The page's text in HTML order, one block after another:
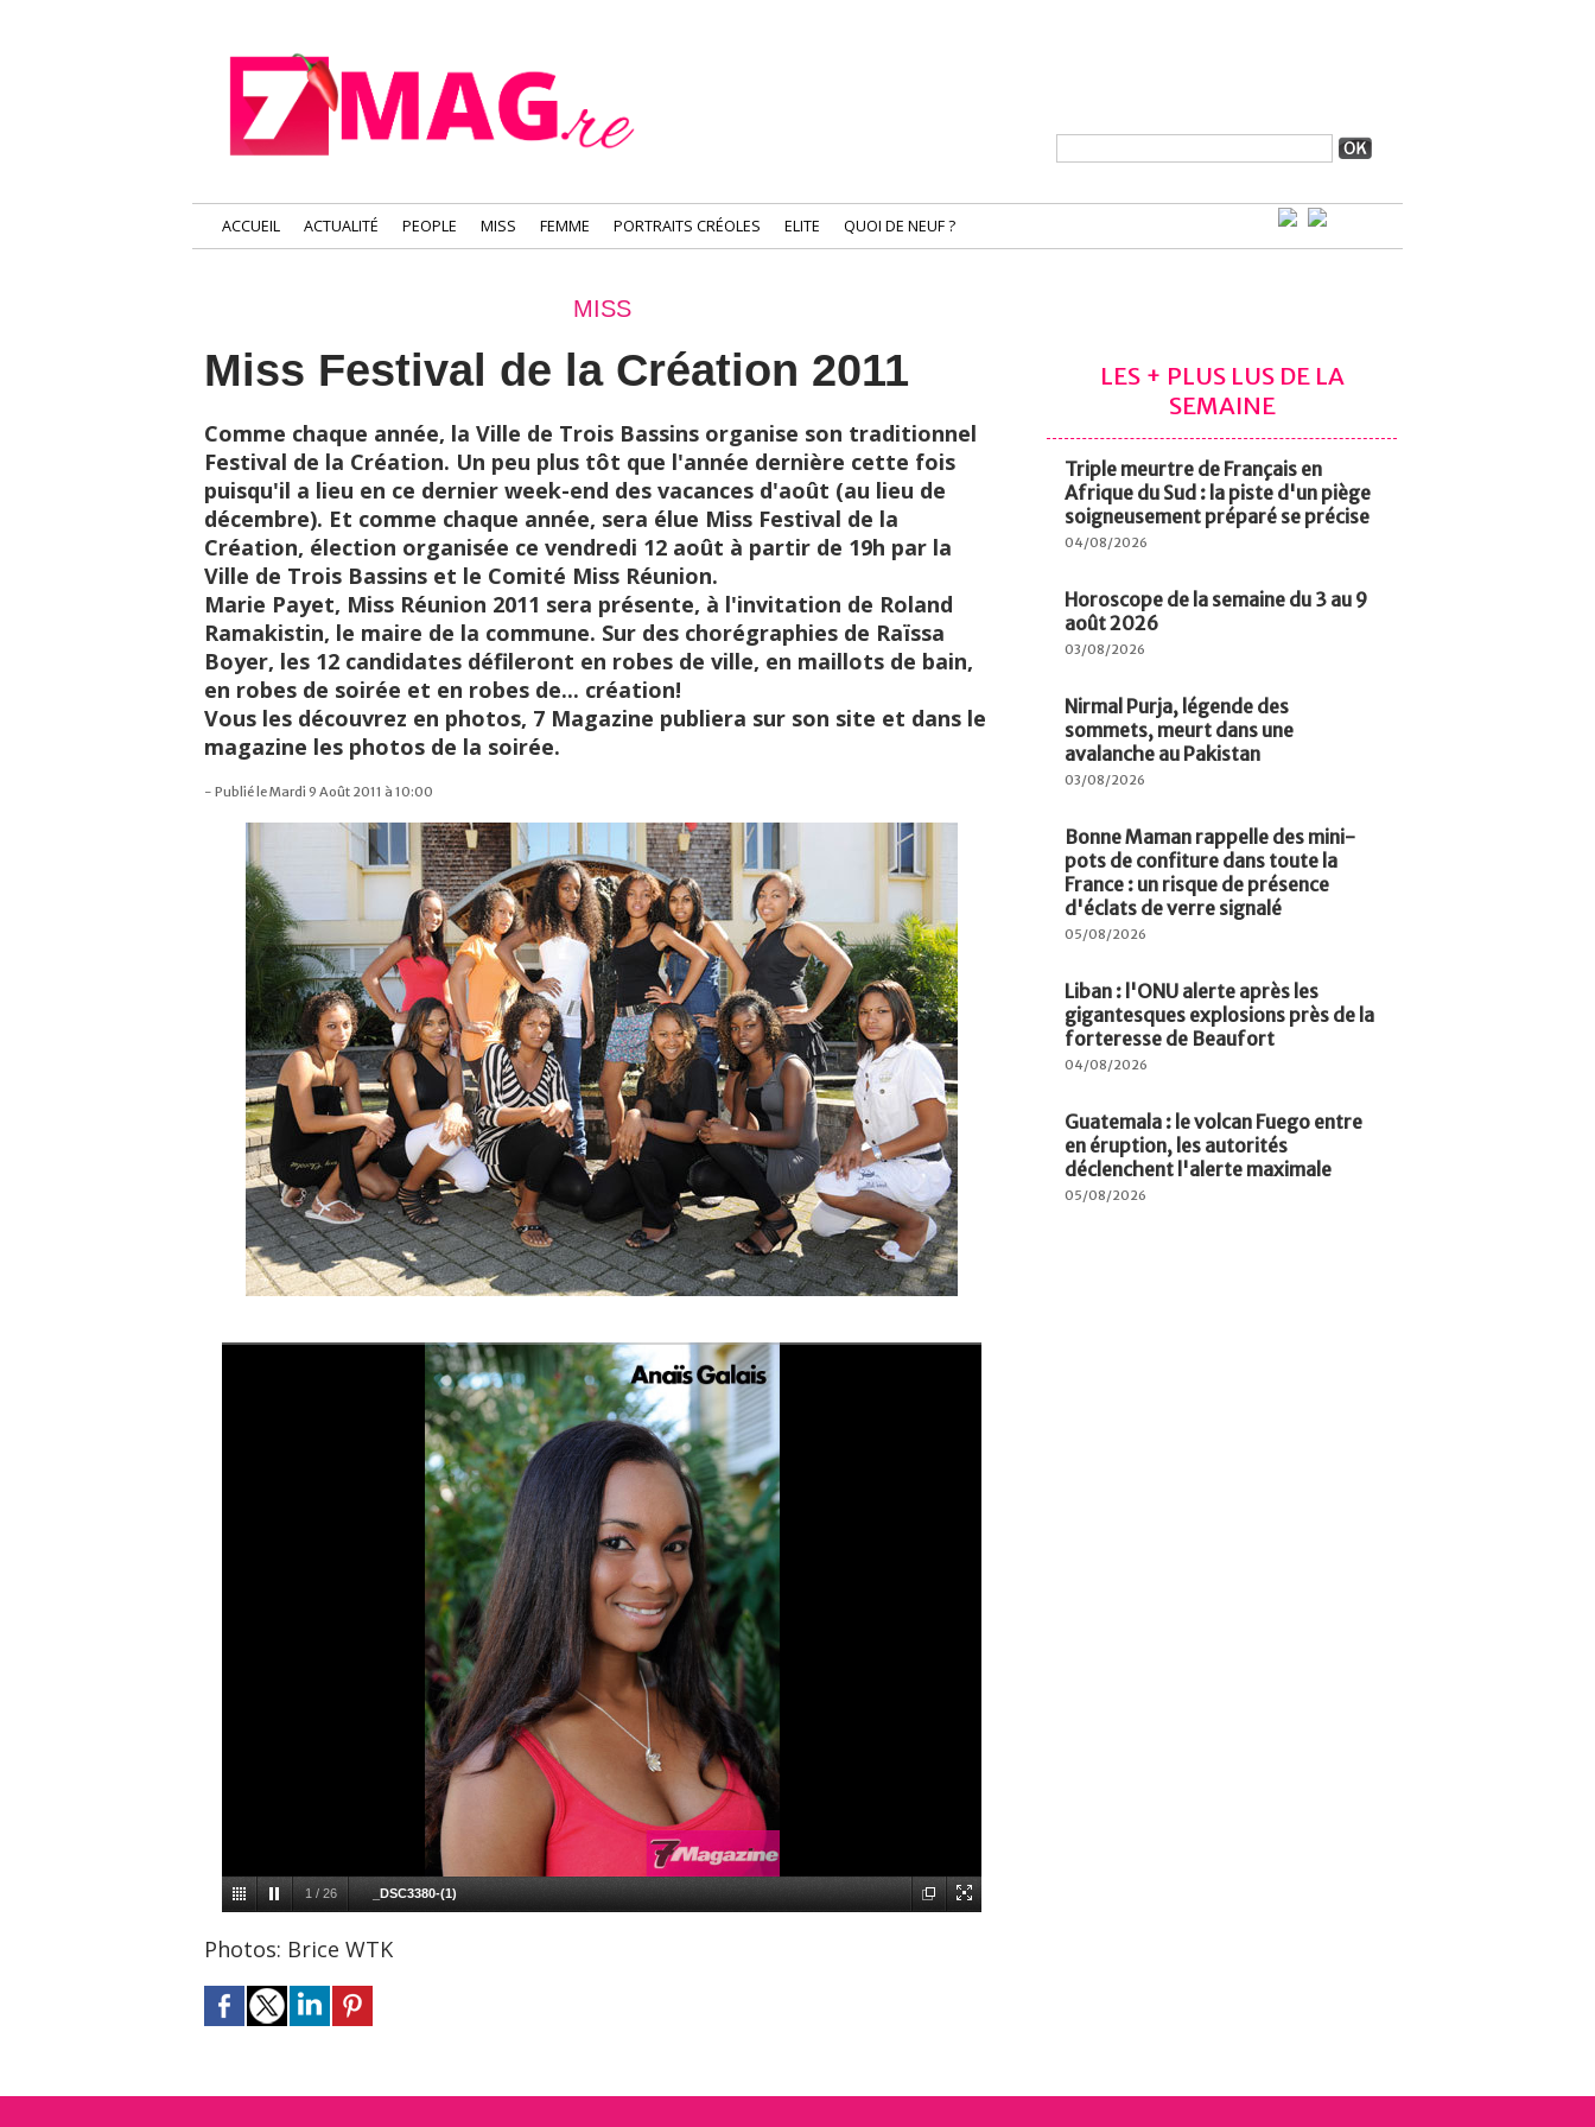
ACCUEIL ACTUALITÉ PEOPLE MISS FEMME PORTRAITS CRÉOLES ELITE QUOI DE NEUF ?
MISS
Miss Festival de la Création 2011
Comme chaque année, la Ville de Trois Bassins organise son traditionnel
Festival de la Création. Un peu plus tôt que l'année dernière cette fois
puisqu'il a lieu en ce dernier week-end des vacances d'août (au lieu de
décembre). Et comme chaque année, sera élue Miss Festival de la
Création, élection organisée ce vendredi 12 août à partir de 19h par la
Ville de Trois Bassins et le Comité Miss Réunion.
Marie Payet, Miss Réunion 2011 sera présente, à l'invitation de Roland
Ramakistin, le maire de la commune. Sur des chorégraphies de Raïssa
Boyer, les 12 candidates défileront en robes de ville, en maillots de bain,
en robes de soirée et en robes de... création!
Vous les découvrez en photos, 7 Magazine publiera sur son site et dans le
magazine les photos de la soirée.
- Publié le Mardi 9 Août 2011 à 10:00
1 / 26 _DSC3380-(1)
Photos: Brice WTK
LES + PLUS LUS DE LA
SEMAINE
Triple meurtre de Français en
Afrique du Sud : la piste d'un piège
soigneusement préparé se précise
04/08/2026
Horoscope de la semaine du 3 au 9
août 2026
03/08/2026
Nirmal Purja, légende des
sommets, meurt dans une
avalanche au Pakistan
03/08/2026
Bonne Maman rappelle des mini-
pots de confiture dans toute la
France : un risque de présence
d'éclats de verre signalé
05/08/2026
Liban : l'ONU alerte après les
gigantesques explosions près de la
forteresse de Beaufort
04/08/2026
Guatemala : le volcan Fuego entre
en éruption, les autorités
déclenchent l'alerte maximale
05/08/2026